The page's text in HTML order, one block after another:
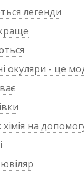
легенди
окуляри - це
на